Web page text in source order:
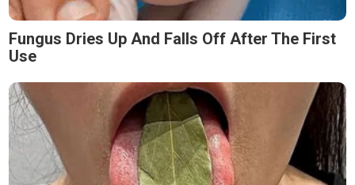
Fungus Dries Up And Falls Off After The First
Use